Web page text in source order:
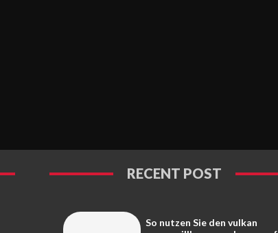
RECENT POST
So nutzen Sie den vulkan